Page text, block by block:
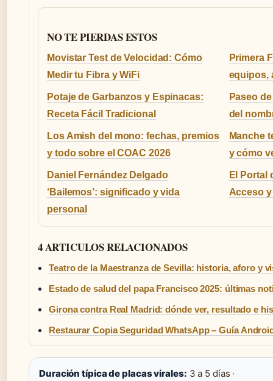
NO TE PIERDAS ESTOS
Movistar Test de Velocidad: Cómo
Medir tu Fibra y WiFi
Primera
equipos,
Potaje de Garbanzos y Espinacas:
Receta Fácil Tradicional
Paseo
del
Los Amish del mono: fechas, premios
y todo sobre el COAC 2026
Manche
y cómo
Daniel Fernández Delgado
‘Bailemos’: significado y vida
personal
El Portal
Acceso
4 ARTICULOS RELACIONADOS
Teatro de la Maestranza de Sevilla: historia, aforo y
Estado de salud del papa Francisco 2025: últimas
Girona contra Real Madrid: dónde ver, resultado e
Restaurar Copia Seguridad WhatsApp – Guía
Duración típica de placas virales: 3 a 5 días ·